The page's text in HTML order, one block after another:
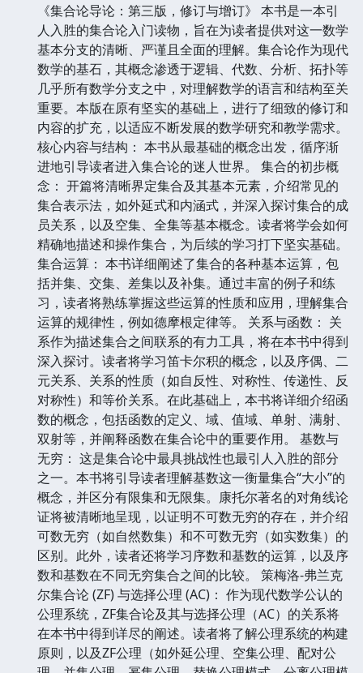
《集合论导论：第三版，修订与增订》 本书是一本引
人入胜的集合论入门读物，旨在为读者提供对这一数学
基本分支的清晰、严谨且全面的理解。集合论作为现代
数学的基石，其概念渗透于逻辑、代数、分析、拓扑等
几乎所有数学分支之中，对理解数学的语言和结构至关
重要。本版在原有坚实的基础上，进行了细致的修订和
内容的扩充，以适应不断发展的数学研究和教学需求。
核心内容与结构： 本书从最基础的概念出发，循序渐
进地引导读者进入集合论的迷人世界。 集合的初步概
念： 开篇将清晰界定集合及其基本元素，介绍常见的
集合表示法，如外延式和内涵式，并深入探讨集合的成
员关系，以及空集、全集等基本概念。读者将学会如何
精确地描述和操作集合，为后续的学习打下坚实基础。
集合运算： 本书详细阐述了集合的各种基本运算，包
括并集、交集、差集以及补集。通过丰富的例子和练
习，读者将熟练掌握这些运算的性质和应用，理解集合
运算的规律性，例如德摩根定律等。 关系与函数： 关
系作为描述集合之间联系的有力工具，将在本书中得到
深入探讨。读者将学习笛卡尔积的概念，以及序偶、二
元关系、关系的性质（如自反性、对称性、传递性、反
对称性）和等价关系。在此基础上，本书将详细介绍函
数的概念，包括函数的定义、域、值域、单射、满射、
双射等，并阐释函数在集合论中的重要作用。 基数与
无穷： 这是集合论中最具挑战性也最引人入胜的部分
之一。本书将引导读者理解基数这一衡量集合“大小”的
概念，并区分有限集和无限集。康托尔著名的对角线论
证将被清晰地呈现，以证明不可数无穷的存在，并介绍
可数无穷（如自然数集）和不可数无穷（如实数集）的
区别。此外，读者还将学习序数和基数的运算，以及序
数和基数在不同无穷集合之间的比较。 策梅洛-弗兰克
尔集合论 (ZF) 与选择公理 (AC)： 作为现代数学公认的
公理系统，ZF集合论及其与选择公理（AC）的关系将
在本书中得到详尽的阐述。读者将了解公理系统的构建
原则，以及ZF公理（如外延公理、空集公理、配对公